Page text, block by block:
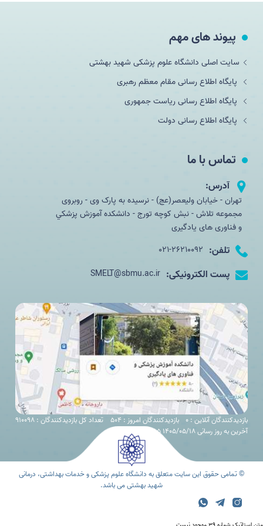
پیوند های مهم
سایت اصلی دانشگاه علوم پزشکی شهید بهشتی
پایگاه اطلاع رسانی مقام معظم رهبری
پایگاه اطلاع رسانی ریاست جمهوری
پایگاه اطلاع رسانی دولت
تماس با ما
آدرس:
تهران - خیابان ولیعصر(عج) - نرسیده به پارک وی - روبروی
مجموعه تلاش - نبش کوچه تورج - دانشکده آموزش پزشكي
و فناوری های یادگیری
تلفن: 021-26210092
پست الکترونیکی: SMELT@sbmu.ac.ir
بازدیدکنندگان آنلاین : 0 بازدیدکنندگان امروز : 504
تعداد کل بازدیدکنندگان : 910098
آخرین به روز رسانی 1405/05/18 07:55
© تمامی حقوق این سایت متعلق به دانشگاه علوم پزشکی و خدمات بهداشتی، درمانی
شهید بهشتی می باشد.